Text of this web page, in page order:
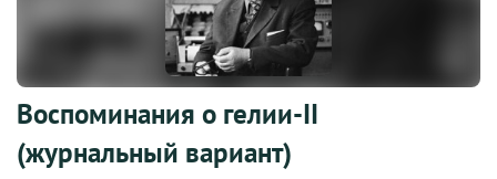
Воспоминания о гелии-II
(журнальный вариант)